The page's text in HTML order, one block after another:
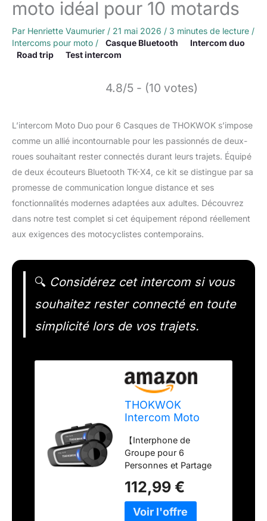
moto idéal pour 10 motards
Par Henriette Vaumurier / 21 mai 2026 / 3 minutes de lecture /
Intercoms pour moto / Casque Bluetooth
Intercom duo
Road trip
Test intercom
4.8/5 - (10 votes)
L’intercom Moto Duo pour 6 Casques de THOKWOK s’impose
comme un allié incontournable pour les passionnés de deux-
roues souhaitant rester connectés durant leurs trajets. Équipé
de deux écouteurs Bluetooth TK-X4, ce kit se distingue par sa
promesse de communication longue distance et ses
fonctionnalités modernes adaptées aux adultes. Découvrez
dans notre test complet si cet équipement répond réellement
aux exigences des motocyclistes contemporains.
🔍 Considérez cet intercom si vous
souhaitez rester connecté en toute
simplicité lors de vos trajets.
THOKWOK
Intercom Moto
Casques, 2X TK-
X4 Ecouteur
Bluetooth pour
Casque Moto, Kit
Main Libre
Oreillette avec
Bluetooth
【Interphone de
Groupe pour 6
Personnes et Partage
L'interphone pour
casque de moto TK-X4
peut connecter jusqu'à
112,99 €